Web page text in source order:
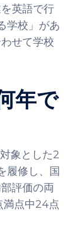
英語で行
学校」があ
せて学校
年で
象とした2
履修し、国
評価の両
満点中24点